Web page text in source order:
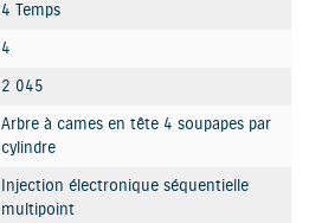
4 Temps
4
2 045
Arbre à cames en tête 4 soupapes par
cylindre
Injection électronique séquentielle
multipoint